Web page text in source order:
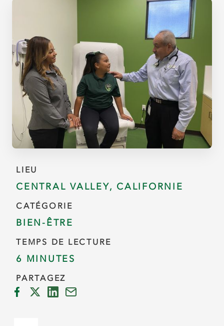
LIEU
CENTRAL VALLEY, CALIFORNIE
CATÉGORIE
BIEN-ÊTRE
TEMPS DE LECTURE
6 MINUTES
PARTAGEZ